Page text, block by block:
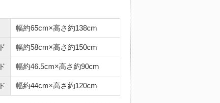
幅約65cm×高さ約138cm
幅約58cm×高さ約150cm
幅約46.5cm×高さ約90cm
幅約44cm×高さ約120cm